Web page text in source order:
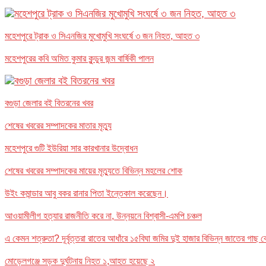
মহেশপুরে ট্রাক ও সিএনজির মুখোমুখি সংঘর্ষে ৩ জন নিহত, আহত ৩
মহেশপুরের কবি অমিত কুমার কুন্ডুর জন্ম বার্ষিকী পালন
বগুড়া জেলার বই বিতরনের খবর
শেষের খবরের সম্পাদকের মাতার মৃত্যু
মহেশপুরে গুটি ইউরিয়া সার কারখানার উদ্বোধন
শেষের খবরের সম্পাদকের মায়ের মৃত্যুতে বিভিন্ন মহলের শোক
উইং কমান্ডার আবু বকর রানার পিতা ইন্তেকাল করেছেন।
আওয়ামীলীগ হত্যার রাজনীতি করে না, উন্নয়নে বিশ্বাসী-এমপি চঞ্চল
এ কেমন শত্রুতা? দূর্বৃত্তরা রাতের আধাঁরে ১৫বিঘা জমির দুই হাজার বিভিন্ন জাতের গাছ
মোড়েলগঞ্জে সড়ক দুর্ঘটনায় নিহত ১,আহত হয়েছে ২